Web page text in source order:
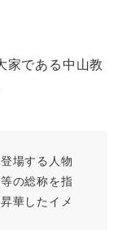
家である中山教
場する人物
の総称を指
華したイメ